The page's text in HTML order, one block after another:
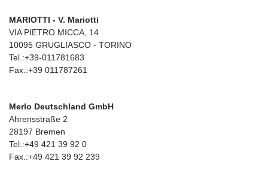
MARIOTTI - V. Mariotti
VIA PIETRO MICCA, 14
10095 GRUGLIASCO - TORINO
Tel.:+39-011781683
Fax.:+39 011787261
Merlo Deutschland GmbH
Ahrensstraße 2
28197 Bremen
Tel.:+49 421 39 92 0
Fax.:+49 421 39 92 239